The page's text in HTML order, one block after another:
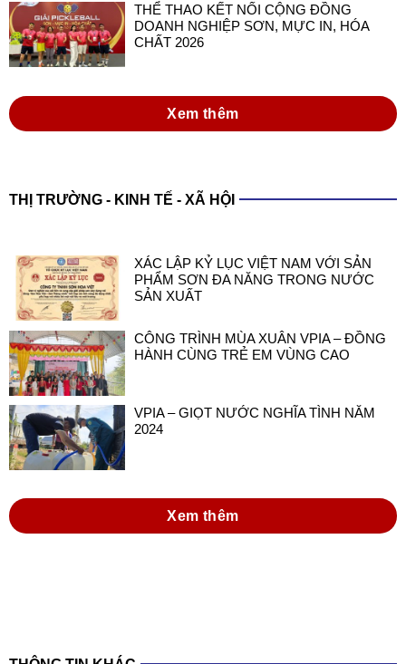
THỂ THAO KẾT NỐI CỘNG ĐỒNG
DOANH NGHIỆP SƠN, MỰC IN, HÓA
CHẤT 2026
Xem thêm
THỊ TRƯỜNG - KINH TẾ - XÃ HỘI
XÁC LẬP KỶ LỤC VIỆT NAM VỚI SẢN
PHẨM SƠN ĐA NĂNG TRONG NƯỚC
SẢN XUẤT
CÔNG TRÌNH MÙA XUÂN VPIA – ĐỒNG
HÀNH CÙNG TRẺ EM VÙNG CAO
VPIA – GIỌT NƯỚC NGHĨA TÌNH NĂM
2024
Xem thêm